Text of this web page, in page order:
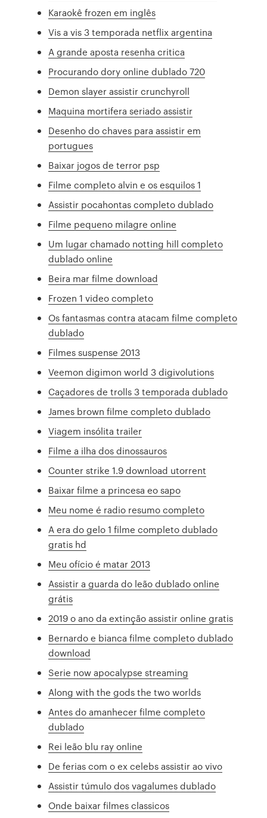
Karaokê frozen em inglês
Vis a vis 3 temporada netflix argentina
A grande aposta resenha critica
Procurando dory online dublado 720
Demon slayer assistir crunchyroll
Maquina mortifera seriado assistir
Desenho do chaves para assistir em
portugues
Baixar jogos de terror psp
Filme completo alvin e os esquilos 1
Assistir pocahontas completo dublado
Filme pequeno milagre online
Um lugar chamado notting hill completo
dublado online
Beira mar filme download
Frozen 1 video completo
Os fantasmas contra atacam filme completo
dublado
Filmes suspense 2013
Veemon digimon world 3 digivolutions
Caçadores de trolls 3 temporada dublado
James brown filme completo dublado
Viagem insólita trailer
Filme a ilha dos dinossauros
Counter strike 1.9 download utorrent
Baixar filme a princesa eo sapo
Meu nome é radio resumo completo
A era do gelo 1 filme completo dublado
gratis hd
Meu ofício é matar 2013
Assistir a guarda do leão dublado online
grátis
2019 o ano da extinção assistir online gratis
Bernardo e bianca filme completo dublado
download
Serie now apocalypse streaming
Along with the gods the two worlds
Antes do amanhecer filme completo
dublado
Rei leão blu ray online
De ferias com o ex celebs assistir ao vivo
Assistir túmulo dos vagalumes dublado
Onde baixar filmes classicos